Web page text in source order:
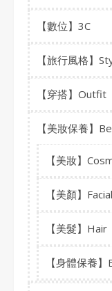
【數位】3C
【旅行風格】
【穿搭】Outfit
【美妝保養】
【美妝】
【美顏】Facial
【美髮】Hair
【身體保養